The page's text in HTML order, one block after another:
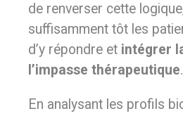
de renverser cette
suffisamment tôt les
d’y répondre et intégrer
l’impasse thérapeutique.
En analysant les profils